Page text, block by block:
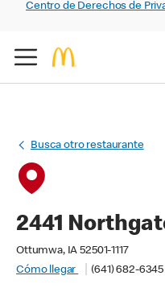
Centro de Derechos de
Busca otro restaurante
2441
Ottumwa, IA 52501-1117
Cómo llegar
(641) 682-6345